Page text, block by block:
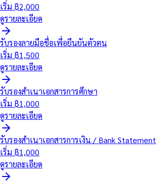
เริ่ม ฿2,000
ดูรายละเอียด
รับรองลายมือชื่อเพื่อยืนยันตัวตน
เริ่ม ฿1,500
ดูรายละเอียด
รับรองสำเนาเอกสารการศึกษา
เริ่ม ฿1,000
ดูรายละเอียด
รับรองสำเนาเอกสารการเงิน / Bank Statement
เริ่ม ฿1,000
ดูรายละเอียด